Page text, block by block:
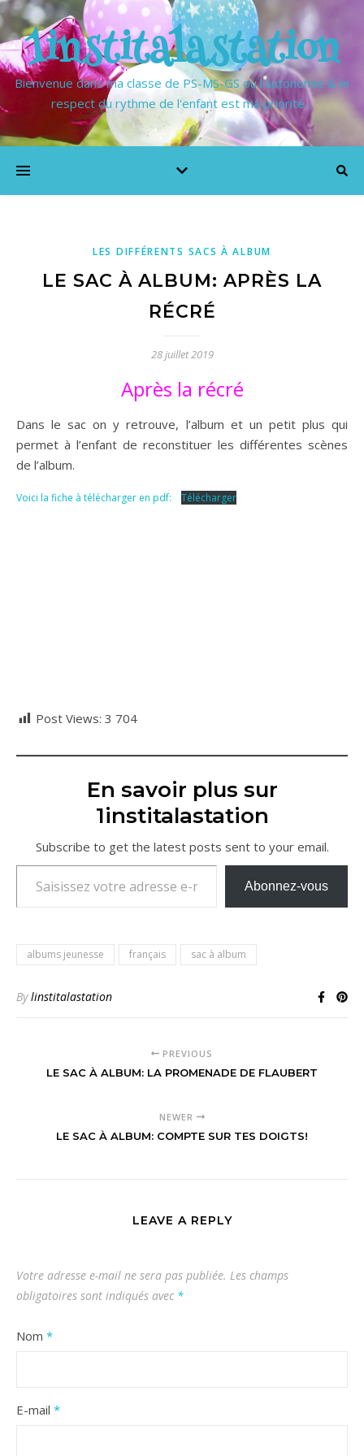
1institalastation
Bienvenue dans ma classe de PS-MS-GS où l'autonomie & le
respect du rythme de l'enfant est ma priorité…
LES DIFFÉRENTS SACS À ALBUM
LE SAC À ALBUM: APRÈS LA
RÉCRÉ
28 juillet 2019
Après la récré
Dans le sac on y retrouve, l’album et un petit plus qui
permet à l’enfant de reconstituer les différentes scènes
de l’album.
Voici la fiche à télécharger en pdf: Télécharger
Post Views: 3 704
En savoir plus sur
1institalastation
Subscribe to get the latest posts sent to your email.
Saisissez votre adresse e-mail…
Abonnez-vous
albums jeunesse français sac à album
Bylinstitalastation
PREVIOUS
LE SAC À ALBUM: LA PROMENADE DE FLAUBERT
NEWER
LE SAC À ALBUM: COMPTE SUR TES DOIGTS!
LEAVE A REPLY
Votre adresse e-mail ne sera pas publiée. Les champs
obligatoires sont indiqués avec *
Nom *
E-mail *